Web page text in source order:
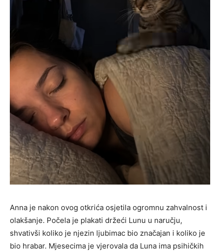
Anna je nakon ovog otkrića osjetila ogromnu zahvalnost i
olakšanje. Počela je plakati držeći Lunu u naručju,
shvativši koliko je njezin ljubimac bio značajan i koliko je
bio hrabar. Mjesecima je vjerovala da Luna ima psihičkih